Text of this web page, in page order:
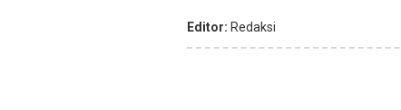
Editor: Redaksi